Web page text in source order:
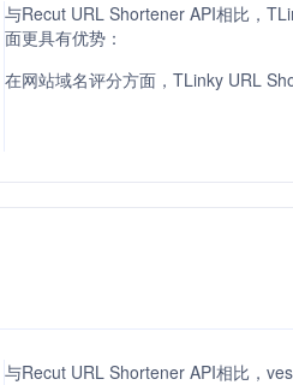
与Recut URL Shortener API相比，
面更具有优势：
在网站域名评分方面，TLinky URL
与Recut URL Shortener API相比，